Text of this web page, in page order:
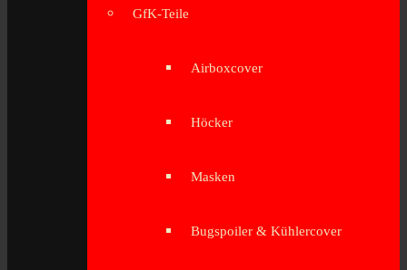
GfK-Teile
Airboxcover
Höcker
Masken
Bugspoiler & Kühlercover